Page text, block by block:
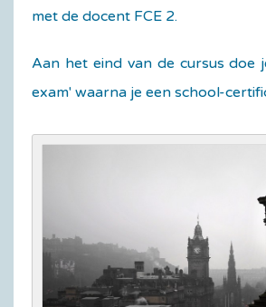
met de docent FCE 2.
Aan het eind van de cursus doe
exam' waarna je een school-